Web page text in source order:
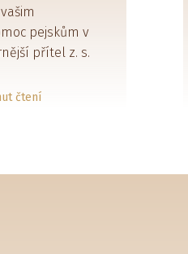
pejskům v
přítel z. s.
čtení